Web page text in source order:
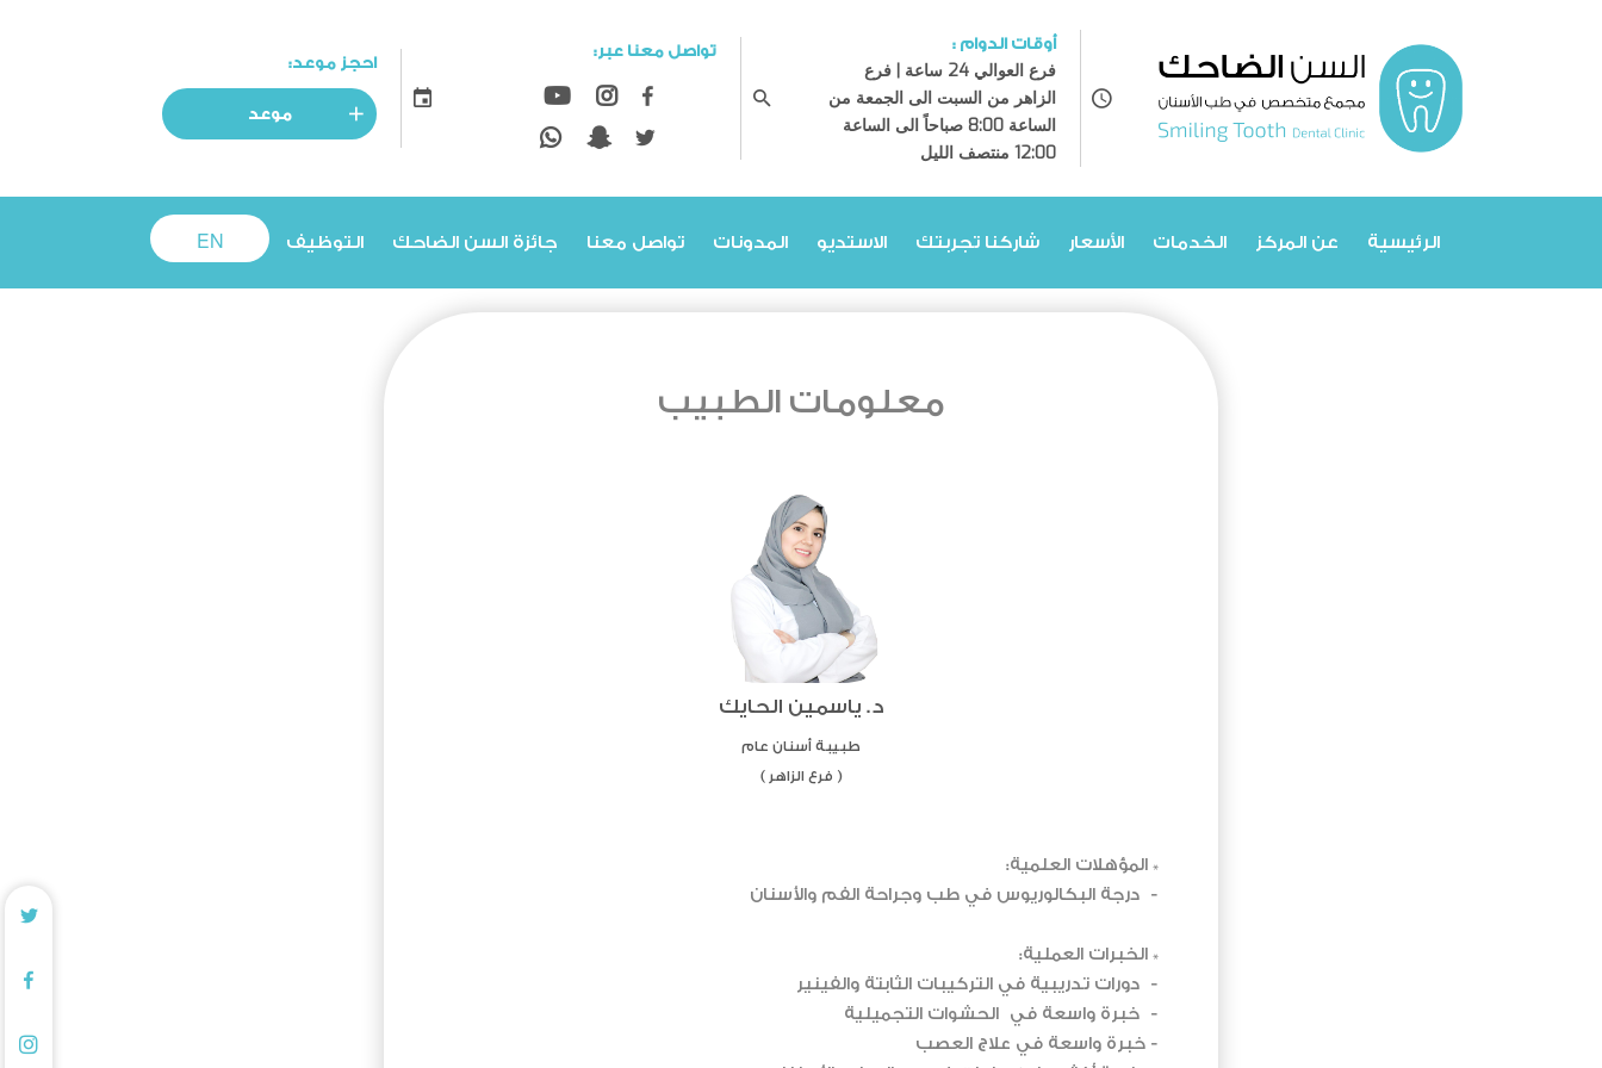
أوقات الدوام :
فرع العوالي 24 ساعة | فرع
الزاهر من السبت الى الجمعة من
الساعة 8:00 صباحاً الى الساعة
12:00 منتصف الليل
تواصل معنا عبر:
احجز موعد:
موعد
الرئيسية عن المركز الخدمات الأسعار شاركنا تجربتك الاستديو المدونات تواصل معنا جائزة السن الضاحك التوظيف EN
معلومات الطبيب
د. ياسمين الحايك
طبيبة أسنان عام
( فرع الزاهر )
:المؤهلات العلمية *
درجة البكالوريوس في طب وجراحة الفم والأسنان -
:الخبرات العملية *
دورات تدريبية في التركيبات الثابتة والفينير -
خبرة واسعة في الحشوات التجميلية -
خبرة واسعة في علاج العصب -